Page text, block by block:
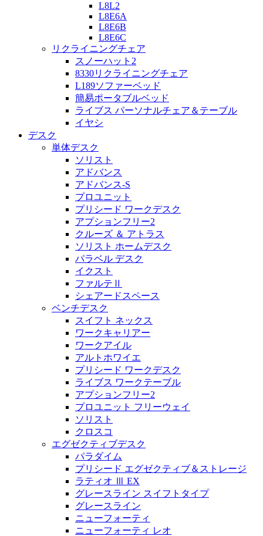
L8L2
L8E6A
L8E6B
L8E6C
リクライニングチェア
スノーハット2
8330リクライニングチェア
L189ソファーベッド
簡易ポータブルベッド
ライブス パーソナルチェア＆テーブル
イヤシ
デスク
単体デスク
ソリスト
アドバンス
アドバンス-S
プロユニット
プリシード ワークデスク
アプションフリー2
クルーズ ＆ アトラス
ソリスト ホームデスク
パラベル デスク
イクスト
ファルテⅡ
シェアードスペース
ベンチデスク
スイフト ネックス
ワークキャリアー
ワークアイル
アルトホワイエ
プリシード ワークデスク
ライブス ワークテーブル
アプションフリー2
プロユニット フリーウェイ
ソリスト
クロスコ
エグゼクティブデスク
パラダイム
プリシード エグゼクティブ＆ストレージ
ラティオ Ⅲ EX
グレースライン スイフトタイプ
グレースライン
ニューフォーティ
ニューフォーティ レオ